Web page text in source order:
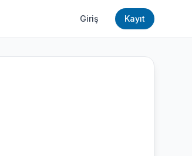
Giriş Kayıt